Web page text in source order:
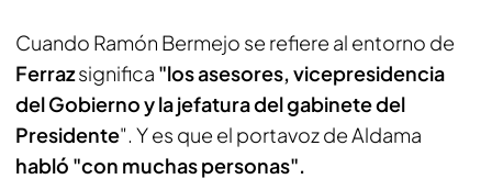
Cuando Ramón Bermejo se refiere al entorno de
Ferrazsignifica "los asesores, vicepresidencia
del Gobierno y la jefatura del gabinete del
Presidente". Y es que el portavoz de Aldama
habló "con muchas personas".